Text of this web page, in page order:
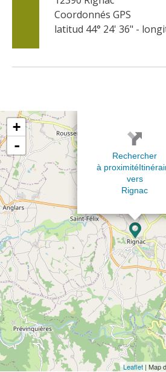
Coordonnés GPS
latitud 44° 24' 36" -
Rechercher
à proximité
vers
Rignac
+
-
Leaflet | Map